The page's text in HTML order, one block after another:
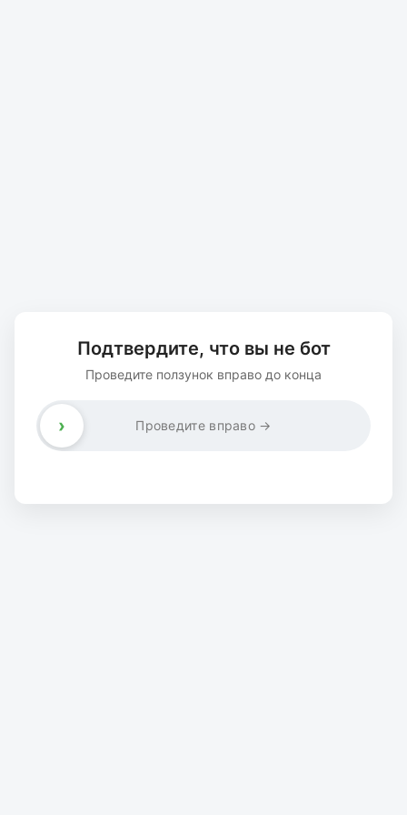
Подтвердите, что вы не бот
Проведите ползунок вправо до конца
Проведите вправо →
›